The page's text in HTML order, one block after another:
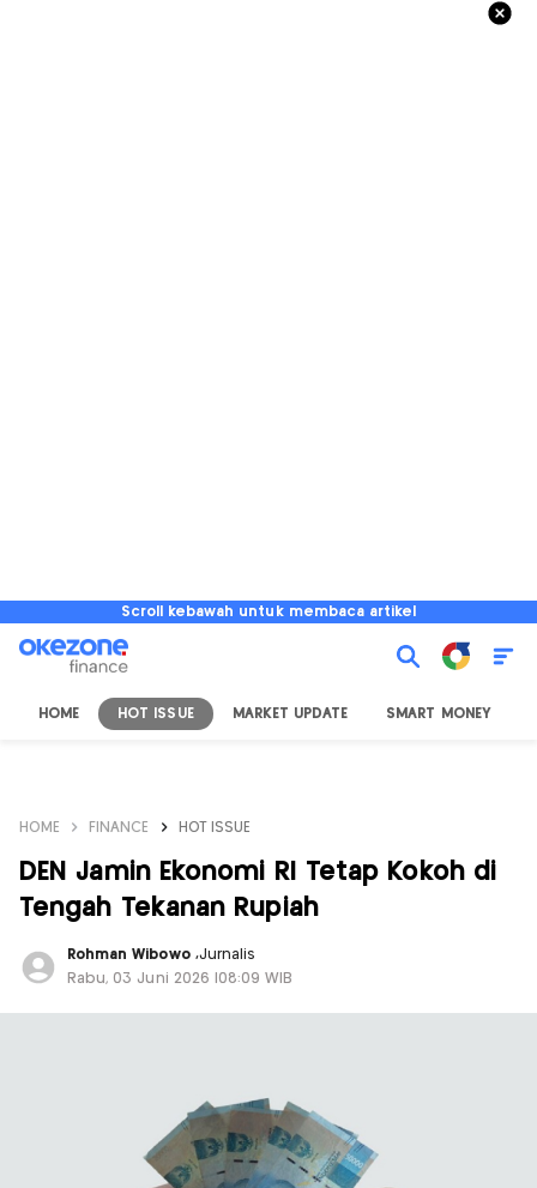
Scroll kebawah untuk membaca artikel
HOME HOT ISSUE MARKET UPDATE SMART MONEY
HOME FINANCE HOT ISSUE
DEN Jamin Ekonomi RI Tetap Kokoh di
Tengah Tekanan Rupiah
Rohman Wibowo ,Jurnalis
Rabu, 03 Juni 2026 |08:09 WIB